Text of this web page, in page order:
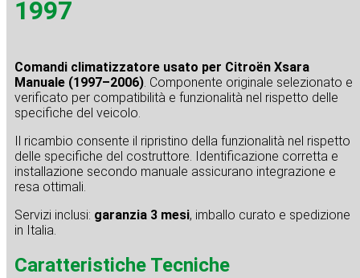
1997
Comandi climatizzatore usato per Citroën Xsara
Manuale (1997–2006). Componente originale selezionato e
verificato per compatibilità e funzionalità nel rispetto delle
specifiche del veicolo.
Il ricambio consente il ripristino della funzionalità nel rispetto
delle specifiche del costruttore. Identificazione corretta e
installazione secondo manuale assicurano integrazione e
resa ottimali.
Servizi inclusi: garanzia 3 mesi, imballo curato e spedizione
in Italia.
Caratteristiche Tecniche